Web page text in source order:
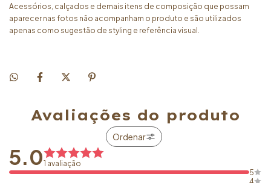
Acessórios, calçados e demais itens de composição que possam
aparecer nas fotos não acompanham o produto e são utilizados
apenas como sugestão de styling e referência visual.
Avaliações do produto
Ordenar
5.01 avaliação
5